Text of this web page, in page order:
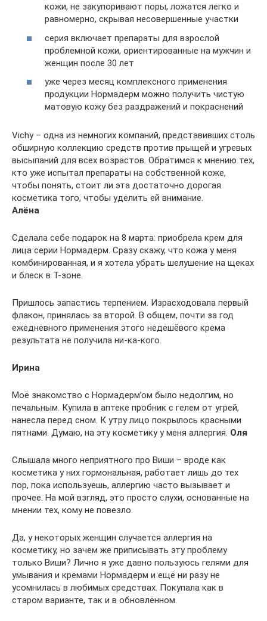
кожи, не закупоривают поры, ложатся легко и
равномерно, скрывая несовершенные участки
серия включает препараты для взрослой
проблемной кожи, ориентированные на мужчин и
женщин после 30 лет
уже через месяц комплексного применения
продукции Нормадерм можно получить чистую
матовую кожу без раздражений и покраснений
Vichy – одна из немногих компаний, представивших столь
обширную коллекцию средств против прыщей и угревых
высыпаний для всех возрастов. Обратимся к мнению тех,
кто уже испытал препараты на собственной коже,
чтобы понять, стоит ли эта достаточно дорогая
косметика того, чтобы уделить ей внимание.
Алёна
Сделала себе подарок на 8 марта: приобрела крем для
лица серии Нормадерм. Сразу скажу, что кожа у меня
комбинированная, и я хотела убрать шелушение на щеках
и блеск в Т-зоне.
Пришлось запастись терпением. Израсходовала первый
флакон, принялась за второй. В общем, почти за год
ежедневного применения этого недешёвого крема
результата не получила ни-ка-кого.
Ирина
Моё знакомство с Нормадерм’ом было недолгим, но
печальным. Купила в аптеке пробник с гелем от угрей,
нанесла перед сном. К утру лицо покрылось красными
пятнами. Думаю, на эту косметику у меня аллергия. Оля
Слышала много неприятного про Виши – вроде как
косметика у них гормональная, работает лишь до тех
пор, пока используешь, аллергию часто вызывает и
прочее. На мой взгляд, это просто слухи, основанные на
мнении тех, кому не повезло.
Да, у некоторых женщин случается аллергия на
косметику, но зачем же приписывать эту проблему
только Виши? Лично я уже давно пользуюсь гелями для
умывания и кремами Нормадерм и ещё ни разу не
усомнилась в любимых средствах. Покупала как в
старом варианте, так и в обновлённом.